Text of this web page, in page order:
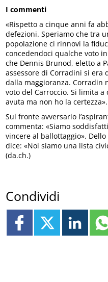
I commenti
«Rispetto a cinque anni fa
defezioni. Speriamo che tra
popolazione ci rinnovi la
concedendoci qualche voto
che Dennis Brunod, eletto a
assessore di Corradini si era
dalla maggioranza. Corradin
voto del Carroccio. Si limita a
avuta ma non ho la certezza».
Sul fronte avversario
commenta: «Siamo
vincere al ballottaggio».
dice: «Noi siamo una lista
(da.ch.)
Condividi